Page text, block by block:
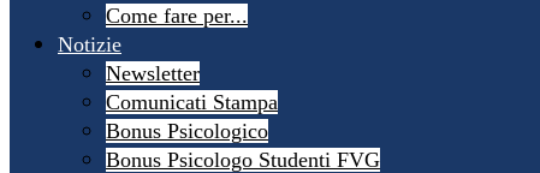
Come fare per...
Notizie
Newsletter
Comunicati Stampa
Bonus Psicologico
Bonus Psicologo Studenti FVG